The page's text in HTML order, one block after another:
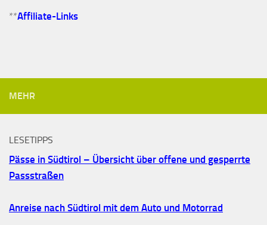
**Affiliate-Links
MEHR
LESETIPPS
Pässe in Südtirol – Übersicht über offene und gesperrte
Passstraßen
Anreise nach Südtirol mit dem Auto und Motorrad